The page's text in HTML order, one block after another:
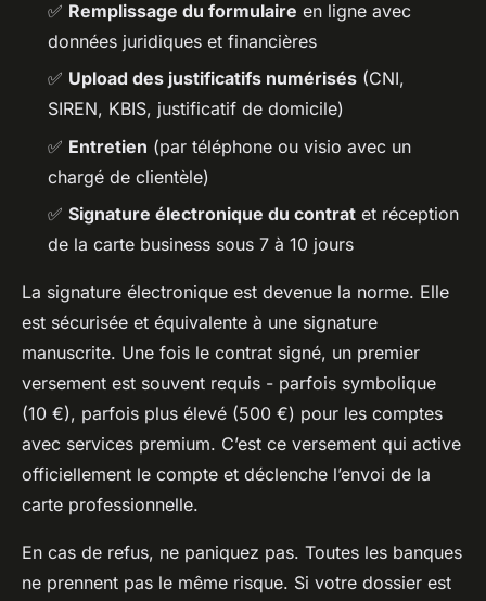
✅ Remplissage du formulaire en ligne avec
données juridiques et financières
✅ Upload des justificatifs numérisés (CNI,
SIREN, KBIS, justificatif de domicile)
✅ Entretien (par téléphone ou visio avec un
chargé de clientèle)
✅ Signature électronique du contrat et réception
de la carte business sous 7 à 10 jours
La signature électronique est devenue la norme. Elle
est sécurisée et équivalente à une signature
manuscrite. Une fois le contrat signé, un premier
versement est souvent requis - parfois symbolique
(10 €), parfois plus élevé (500 €) pour les comptes
avec services premium. C’est ce versement qui active
officiellement le compte et déclenche l’envoi de la
carte professionnelle.
En cas de refus, ne paniquez pas. Toutes les banques
ne prennent pas le même risque. Si votre dossier est